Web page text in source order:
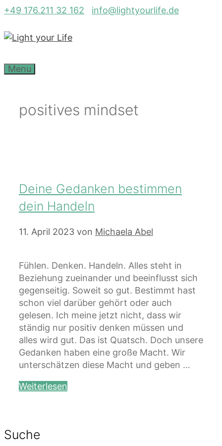
Zum
springen
+49 176.211 32 162 info@lightyourlife.de
Menu
positives mindset
Deine Gedanken bestimmen
dein Handeln
11. April 2023 von Michaela Abel
Fühlen. Denken. Handeln. Alles steht in
Beziehung zueinander und beeinflusst sich
gegenseitig. Soweit so gut. Bestimmt hast
schon viel darüber gehört oder auch
gelesen. Ich meine jetzt nicht, dass wir
ständig nur positiv denken müssen und
alles wird gut. Das ist Quatsch. Doch unsere
Gedanken haben eine große Macht. Wir
unterschätzen diese Macht und geben …
Weiterlesen
Suche